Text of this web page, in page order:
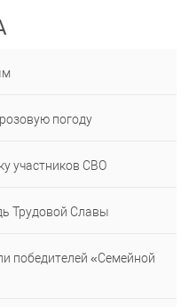
погоду
участников СВО
Трудовой Славы
победителей «Семейной